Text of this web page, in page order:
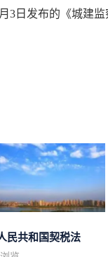
3日发布的《城建
民共和国契税法